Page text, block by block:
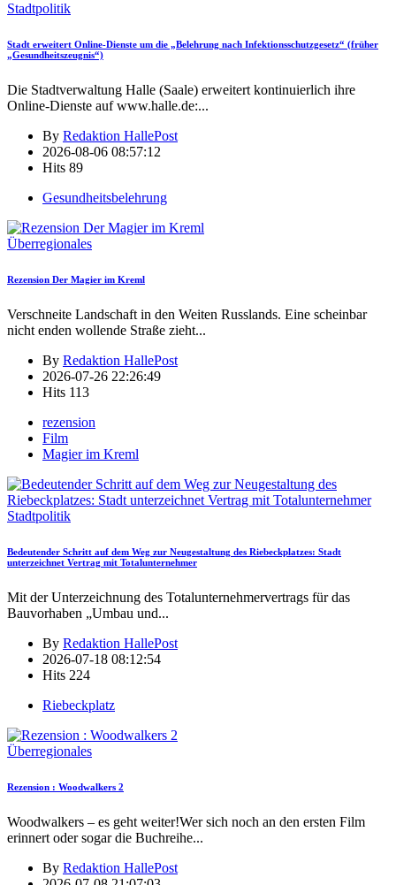
Stadtpolitik
Stadt erweitert Online-Dienste um die „Belehrung nach Infektionsschutzgesetz“ (früher
„Gesundheitszeugnis“)
Die Stadtverwaltung Halle (Saale) erweitert kontinuierlich ihre
Online-Dienste auf www.halle.de:...
By Redaktion HallePost
2026-08-06 08:57:12
Hits 89
Gesundheitsbelehrung
Überregionales
Rezension Der Magier im Kreml
Verschneite Landschaft in den Weiten Russlands. Eine scheinbar
nicht enden wollende Straße zieht...
By Redaktion HallePost
2026-07-26 22:26:49
Hits 113
rezension
Film
Magier im Kreml
Stadtpolitik
Bedeutender Schritt auf dem Weg zur Neugestaltung des Riebeckplatzes: Stadt
unterzeichnet Vertrag mit Totalunternehmer
Mit der Unterzeichnung des Totalunternehmervertrags für das
Bauvorhaben „Umbau und...
By Redaktion HallePost
2026-07-18 08:12:54
Hits 224
Riebeckplatz
Überregionales
Rezension : Woodwalkers 2
Woodwalkers – es geht weiter!Wer sich noch an den ersten Film
erinnert oder sogar die Buchreihe...
By Redaktion HallePost